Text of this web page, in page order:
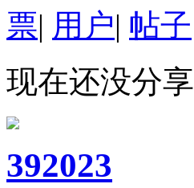
票| 用户| 帖子
现在还没分享
392023